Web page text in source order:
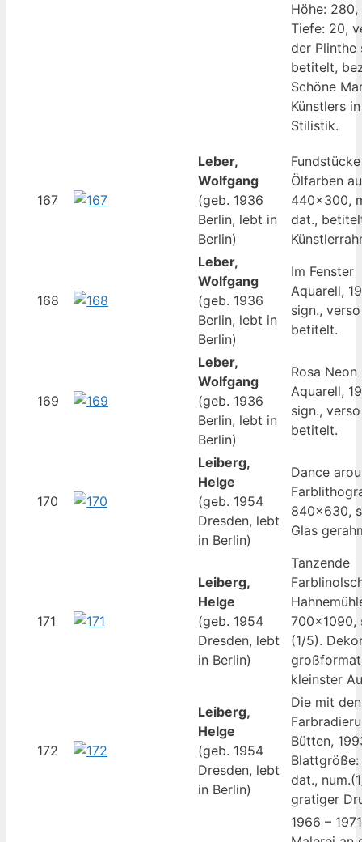
Höhe:
Tiefe: 20,
der Plinthe
betitelt,
Schöne
Künstlers
Stilistik.
167
Leber,
Wolfgang
(geb. 1936
Berlin, lebt in
Berlin)
Fundstücke
Ölfarben
440×300,
dat.,
168
Leber,
Wolfgang
(geb. 1936
Berlin, lebt in
Berlin)
Im Fenster
Aquarell,
sign.,
betitelt.
169
Leber,
Wolfgang
(geb. 1936
Berlin, lebt in
Berlin)
Rosa Neon
Aquarell,
sign.,
betitelt.
170
Leiberg,
Helge
(geb. 1954
Dresden, lebt
in Berlin)
Dance
840×630,
Glas
171
Leiberg,
Helge
(geb. 1954
Dresden, lebt
in Berlin)
Tanzende
700×1090,
(1/5).
kleinster
172
Leiberg,
Helge
(geb. 1954
Dresden, lebt
in Berlin)
Die mit
Bütten,
dat.,
gratiger
1966 –